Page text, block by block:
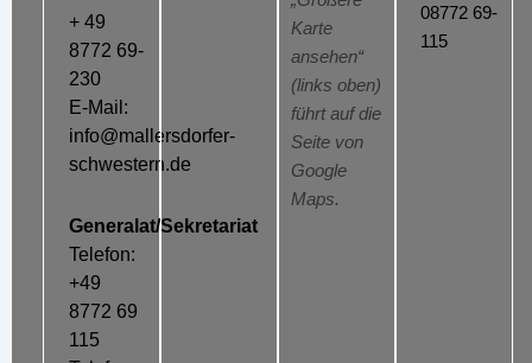
+ 49
8772 69-
230
E-Mail:
info@mallersdorfer-
schwestern.de
Generalat/Sekretariat
Telefon:
+49
8772 69
115
Karte
ansehen“
(links oben)
führt auf die
Seite von
Google
Maps.
08772 69-
115